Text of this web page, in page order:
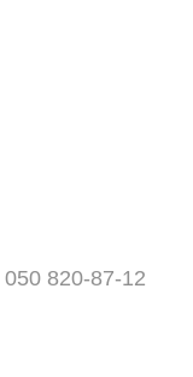
050 820-87-12